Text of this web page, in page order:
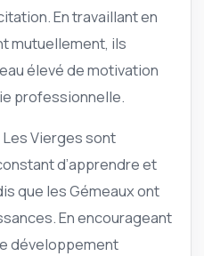
En travaillant en
mutuellement, ils
élevé de motivation
professionnelle.
Les Vierges sont
d’apprendre et
que les Gémeaux ont
En encourageant
développement